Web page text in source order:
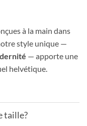
à la main dans
style unique —
— apporte une
helvétique.
taille?